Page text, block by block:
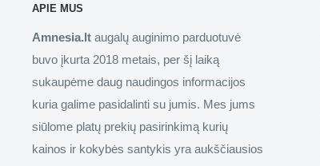
APIE MUS
Amnesia.lt augalų auginimo parduotuvė
buvo įkurta 2018 metais, per šį laiką
sukaupėme daug naudingos informacijos
kuria galime pasidalinti su jumis. Mes jums
siūlome platų prekių pasirinkimą kurių
kainos ir kokybės santykis yra aukščiausios